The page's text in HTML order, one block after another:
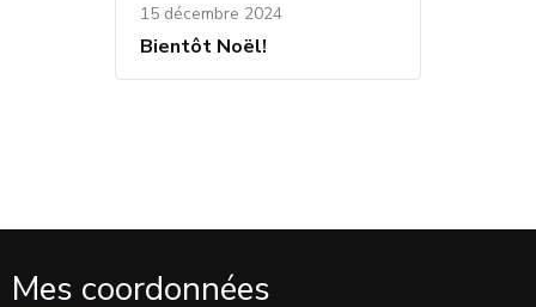
15 décembre 2024
Bientôt Noël!
Mes coordonnées